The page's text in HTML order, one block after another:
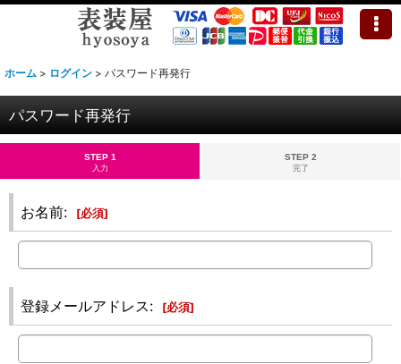
ホーム > ログイン > パスワード再発行
パスワード再発行
STEP 1
入力
STEP 2
完了
お名前: [必須]
登録メールアドレス: [必須]